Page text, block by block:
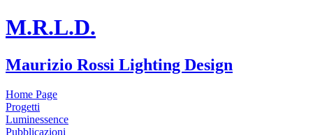
M.R.L.D.
Maurizio Rossi Lighting Design
Home Page
Progetti
Luminessence
Pubblicazioni